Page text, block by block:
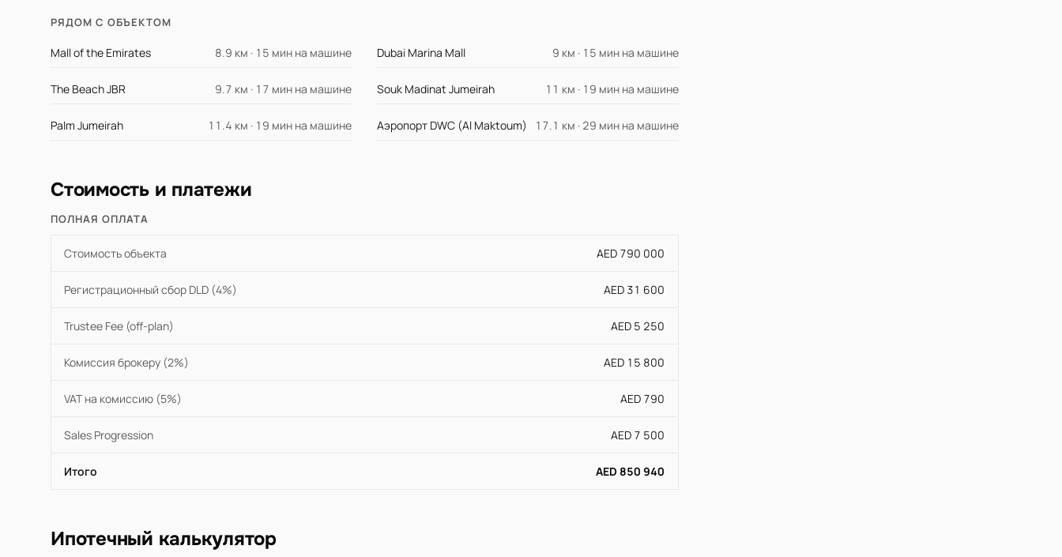
РЯДОМ С ОБЪЕКТОМ
Mall of the Emirates 8.9 км · 15 мин на машине Dubai Marina Mall 9 км · 15 мин на машине
The Beach JBR 9.7 км · 17 мин на машине Souk Madinat Jumeirah 11 км · 19 мин на машине
Palm Jumeirah 11.4 км · 19 мин на машине Аэропорт DWC (Al Maktoum) 17.1 км · 29 мин на машине
Стоимость и платежи
ПОЛНАЯ ОПЛАТА
Стоимость объекта AED 790 000
Регистрационный сбор DLD (4%) AED 31 600
Trustee Fee (off-plan) AED 5 250
Комиссия брокеру (2%) AED 15 800
VAT на комиссию (5%) AED 790
Sales Progression AED 7 500
Итого AED 850 940
Ипотечный калькулятор